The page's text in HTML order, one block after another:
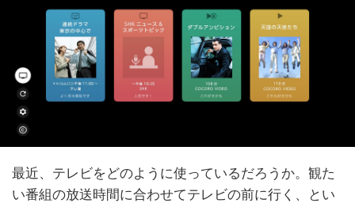
最近、テレビをどのように使っているだろうか。観た
い番組の放送時間に合わせてテレビの前に行く、とい